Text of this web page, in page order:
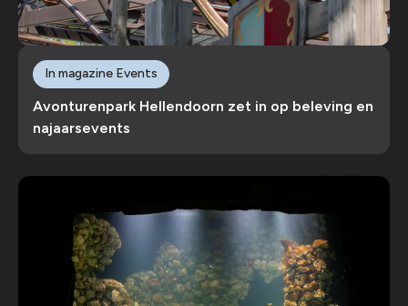
Avonturenpark Hellendoorn zet in op beleving en
najaarsevents
In magazine Events